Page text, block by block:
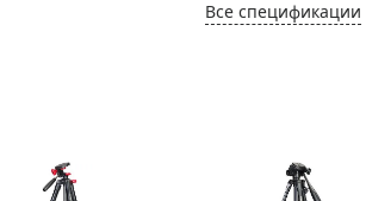
Все спецификации